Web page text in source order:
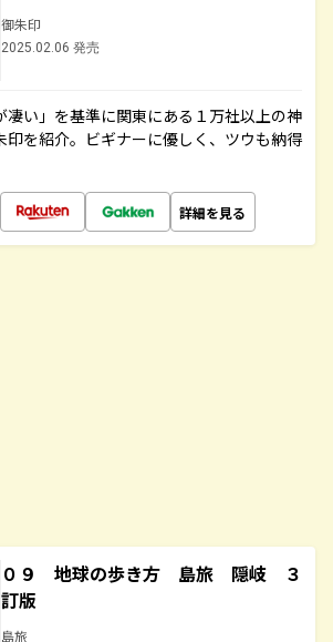
御朱印
2025.02.06 発売
凄い」を基準に関東にある１万社以上の神
印を紹介。ビギナーに優しく、ツウも納得
詳細を見る
０９ 地球の歩き方 島旅 隠岐 ３
訂版
島旅